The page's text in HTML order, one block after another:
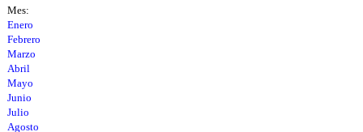
Mes:
Enero
Febrero
Marzo
Abril
Mayo
Junio
Julio
Agosto